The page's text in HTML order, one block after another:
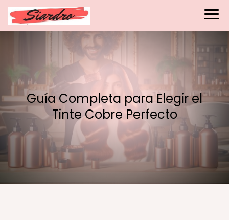
Guía Completa para Elegir el
Tinte Cobre Perfecto